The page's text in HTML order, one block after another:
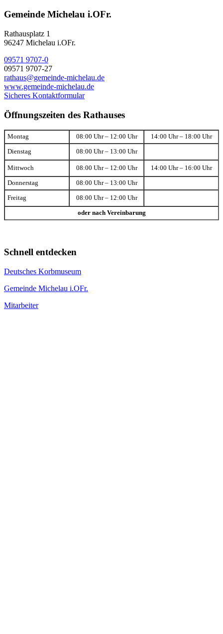
Gemeinde Michelau i.OFr.
Rathausplatz 1
96247 Michelau i.OFr.
09571 9707-0
09571 9707-27
rathaus@gemeinde-michelau.de
www.gemeinde-michelau.de
Sicheres Kontaktformular
Öffnungszeiten des Rathauses
Montag 08:00 Uhr – 12:00 Uhr 14:00 Uhr – 18:00 Uhr
Dienstag 08:00 Uhr – 13:00 Uhr
Mittwoch 08:00 Uhr – 12:00 Uhr 14:00 Uhr – 16:00 Uhr
Donnerstag 08:00 Uhr – 13:00 Uhr
Freitag 08:00 Uhr – 12:00 Uhr
oder nach Vereinbarung
Schnell entdecken
Deutsches Korbmuseum
Gemeinde Michelau i.OFr.
Mitarbeiter